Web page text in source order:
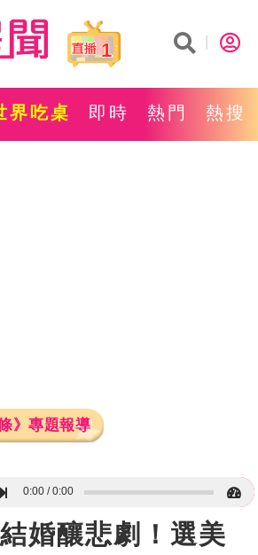
1
界吃桌 即時 熱門 熱搜
》專題報導
0:00 0:00
婚釀悲劇！選美